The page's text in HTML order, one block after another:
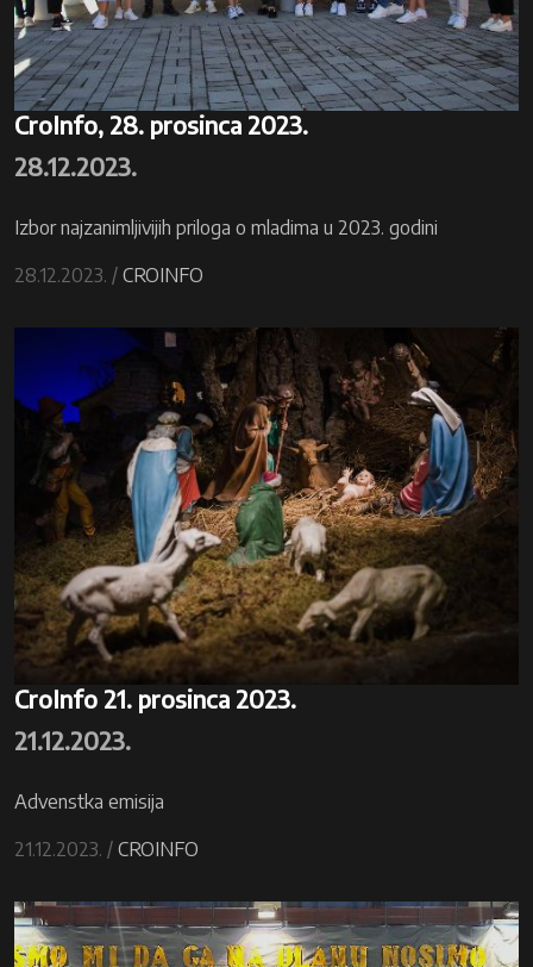
CroInfo, 28. prosinca 2023.
28.12.2023.
Izbor najzanimljivijih priloga o mladima u 2023. godini
28.12.2023. / CROINFO
CroInfo 21. prosinca 2023.
21.12.2023.
Advenstka emisija
21.12.2023. / CROINFO